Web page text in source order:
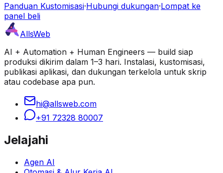
Panduan Kustomisasi·Hubungi dukungan·Lompat ke
panel beli
AllsWeb
AI + Automation + Human Engineers — build siap
produksi dikirim dalam 1–3 hari. Instalasi, kustomisasi,
publikasi aplikasi, dan dukungan terkelola untuk skrip
atau codebase apa pun.
hi@allsweb.com
+91 72328 80007
Jelajahi
Agen AI